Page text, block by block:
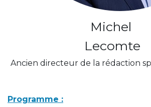
Michel
Lecomte
Ancien directeur de la rédaction
Programme :